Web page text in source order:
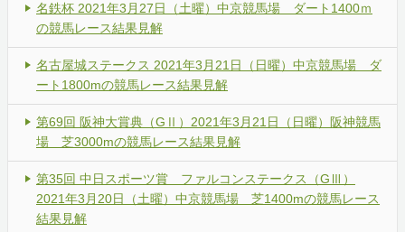
名鉄杯 2021年3月27日（土曜）中京競馬場 ダート1400ｍ
の競馬レース結果見解
名古屋城ステークス 2021年3月21日（日曜）中京競馬場 ダ
ート1800mの競馬レース結果見解
第69回 阪神大賞典（GⅡ）2021年3月21日（日曜）阪神競馬
場 芝3000mの競馬レース結果見解
第35回 中日スポーツ賞 ファルコンステークス（GⅢ）
2021年3月20日（土曜）中京競馬場 芝1400mの競馬レース
結果見解